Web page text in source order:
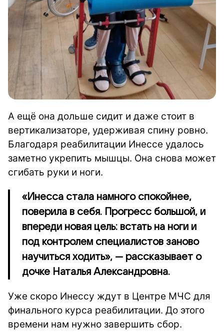
А ещё она дольше сидит и даже стоит в
вертикализаторе, удерживая спину ровно.
Благодаря реабилитации Инессе удалось
заметно укрепить мышцы. Она снова может
сгибать руки и ноги.
«Инесса стала намного спокойнее,
поверила в себя. Прогресс большой, и
впереди новая цель: встать на ноги и
под контролем специалистов заново
научиться ходить», — рассказывает о
дочке Наталья Александровна.
Уже скоро Инессу ждут в Центре МЧС для
финального курса реабилитации. До этого
времени нам нужно завершить сбор.